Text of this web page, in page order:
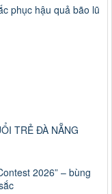
phục hậu quả bão lũ
TRẺ ĐÀ NẴNG
2026” – bùng